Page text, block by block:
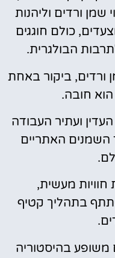
ורדים וליהנות
כולם חוגגים
הבולגרית.
ורדים, ביקור באחת
חובה.
ועתיר העבודה
השמנים האתריים
מעשית,
בתהליך קטיף
משופע בהיסטוריה